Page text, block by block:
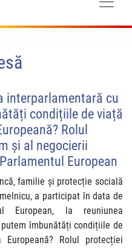
interparlamentară cu
condițiile de viață
Rolul
și al negocierii
European
familie și protecție socială
a participat în data de
la reuniunea
îmbunătăți condițiile de
Rolul protecției